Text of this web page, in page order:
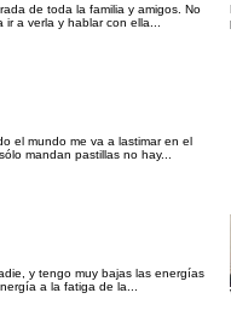
de toda la familia y amigos. No
a verla y hablar con ella...
el mundo me va a lastimar en el
mandan pastillas no hay...
y tengo muy bajas las energías
a la fatiga de la...